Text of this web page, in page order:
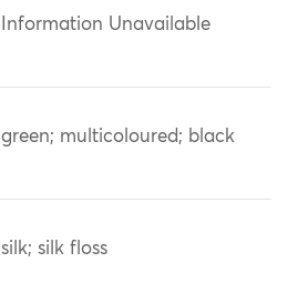
Information Unavailable
green; multicoloured; black
silk; silk floss